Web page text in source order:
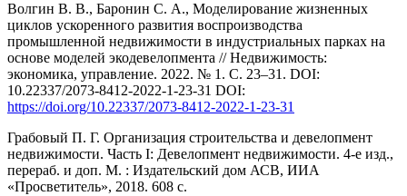
Волгин В. В., Баронин С. А., Моделирование жизненных
циклов ускоренного развития воспроизводства
промышленной недвижимости в индустриальных парках на
основе моделей экодевелопмента // Недвижимость:
экономика, управление. 2022. № 1. С. 23–31. DOI:
10.22337/2073-8412-2022-1-23-31 DOI:
https://doi.org/10.22337/2073-8412-2022-1-23-31
Грабовый П. Г. Организация строительства и девелопмент
недвижимости. Часть I: Девелопмент недвижимости. 4-е изд.,
перераб. и доп. М. : Издательский дом АСВ, ИИА
«Просветитель», 2018. 608 с.